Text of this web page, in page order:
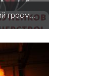
гросм...